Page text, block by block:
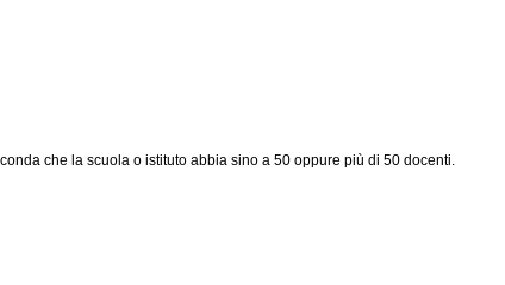
che la scuola o istituto abbia sino a 50 oppure più di 50 docenti.